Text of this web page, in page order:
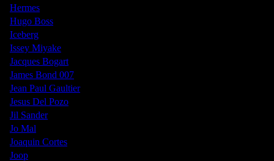
Hermes
Hugo Boss
Iceberg
Issey Miyake
Jacques Bogart
James Bond 007
Jean Paul Gaultier
Jesus Del Pozo
Jil Sander
Jo Mal
Joaquin Cortes
Joop